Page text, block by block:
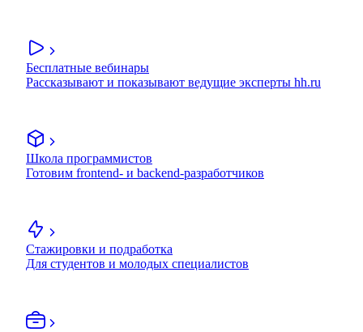
Бесплатные вебинары
Рассказывают и показывают ведущие эксперты hh.ru
Школа программистов
Готовим frontend- и backend-разработчиков
Стажировки и подработка
Для студентов и молодых специалистов